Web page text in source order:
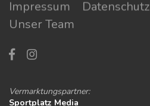
Impressum Datenschutz
Unser Team
Vermarktungspartner:
Sportplatz Media